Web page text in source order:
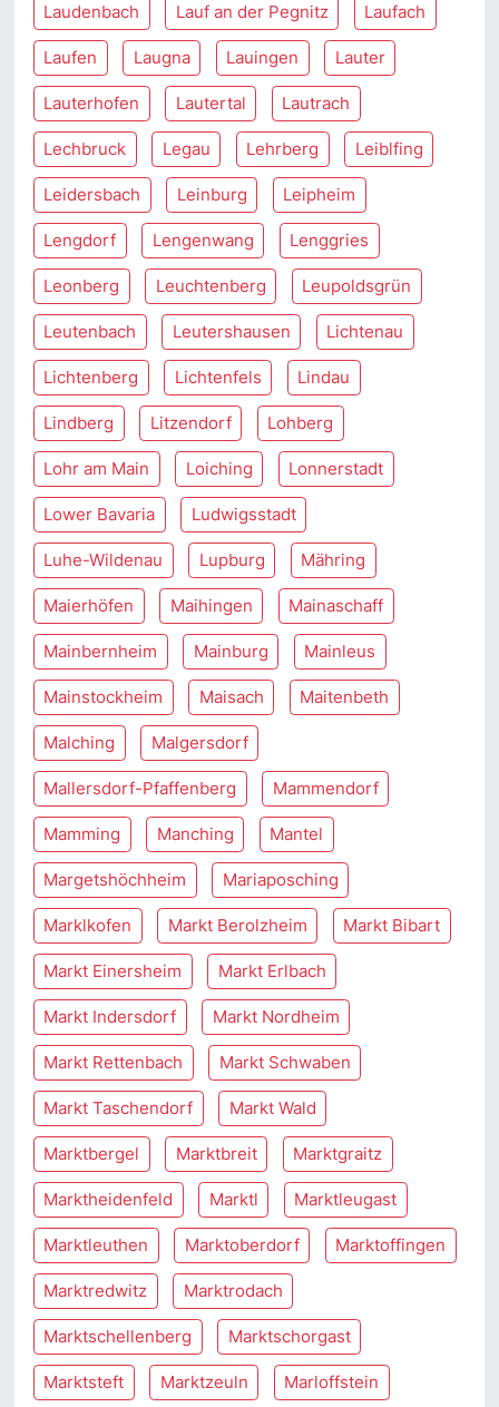
Laudenbach Lauf an der Pegnitz Laufach
Laufen Laugna Lauingen Lauter
Lauterhofen Lautertal Lautrach
Lechbruck Legau Lehrberg Leiblfing
Leidersbach Leinburg Leipheim
Lengdorf Lengenwang Lenggries
Leonberg Leuchtenberg Leupoldsgrün
Leutenbach Leutershausen Lichtenau
Lichtenberg Lichtenfels Lindau
Lindberg Litzendorf Lohberg
Lohr am Main Loiching Lonnerstadt
Lower Bavaria Ludwigsstadt
Luhe-Wildenau Lupburg Mähring
Maierhöfen Maihingen Mainaschaff
Mainbernheim Mainburg Mainleus
Mainstockheim Maisach Maitenbeth
Malching Malgersdorf
Mallersdorf-Pfaffenberg Mammendorf
Mamming Manching Mantel
Margetshöchheim Mariaposching
Marklkofen Markt Berolzheim Markt Bibart
Markt Einersheim Markt Erlbach
Markt Indersdorf Markt Nordheim
Markt Rettenbach Markt Schwaben
Markt Taschendorf Markt Wald
Marktbergel Marktbreit Marktgraitz
Marktheidenfeld Marktl Marktleugast
Marktleuthen Marktoberdorf Marktoffingen
Marktredwitz Marktrodach
Marktschellenberg Marktschorgast
Marktsteft Marktzeuln Marloffstein